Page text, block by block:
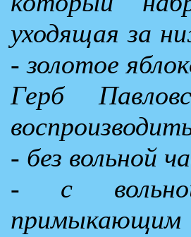
уходящая за
- золотое
Герб
- без вольной
- с
примыкающим